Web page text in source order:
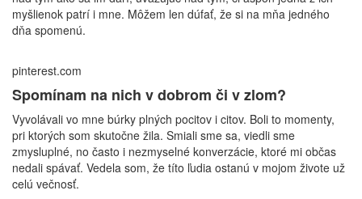
myšlienok patrí i mne. Môžem len dúfať, že si na mňa jedného
dňa spomenú.
pinterest.com
Spomínam na nich v dobrom či v zlom?
Vyvolávali vo mne búrky plných pocitov i citov. Boli to momenty,
pri ktorých som skutočne žila. Smiali sme sa, viedli sme
zmysluplné, no často i nezmyselné konverzácie, ktoré mi občas
nedali spávať. Vedela som, že títo ľudia ostanú v mojom živote už
celú večnosť.